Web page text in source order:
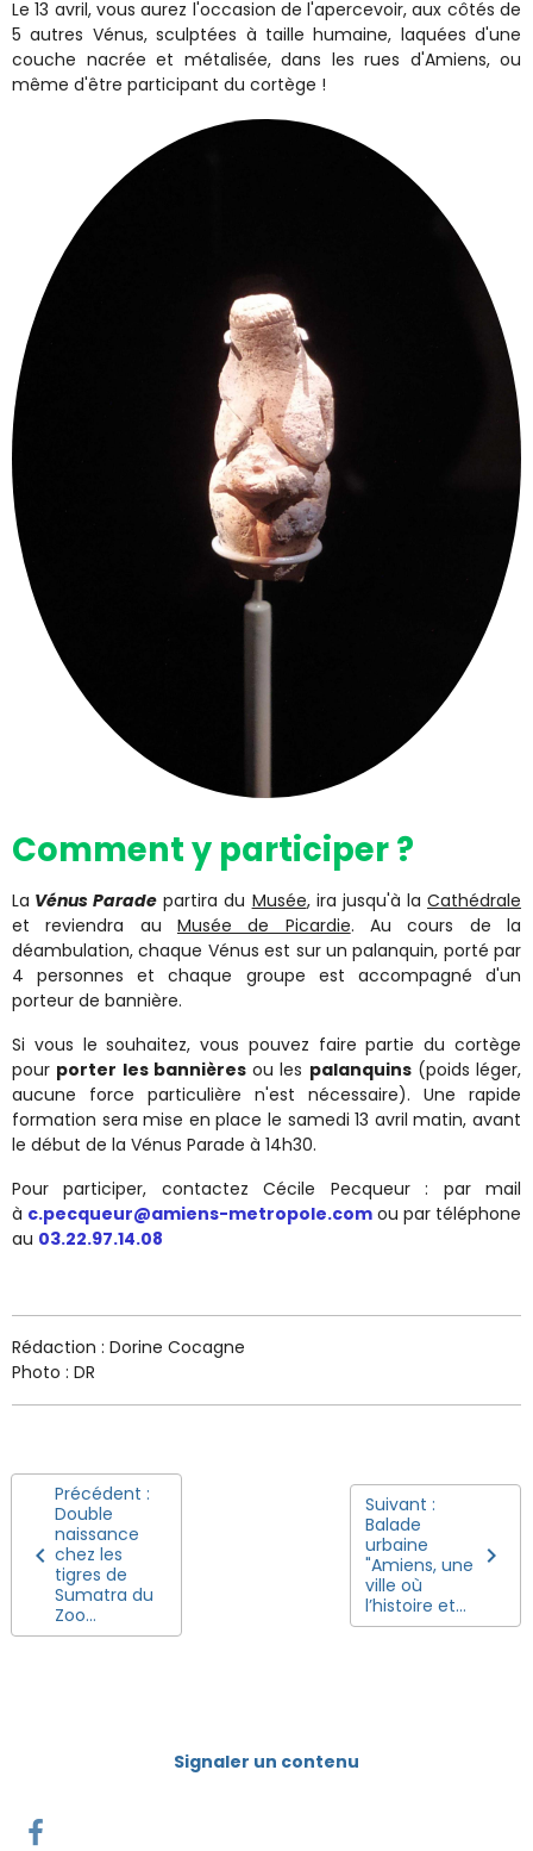
Le 13 avril, vous aurez l'occasion de l'apercevoir, aux côtés de
5 autres Vénus, sculptées à taille humaine, laquées d'une
couche nacrée et métalisée, dans les rues d'Amiens, ou
même d'être participant du cortège !
Comment y participer ?
La Vénus Parade partira du Musée, ira jusqu'à laCathédrale
et reviendra au Musée de Picardie. Au cours de la
déambulation, chaque Vénus est sur un palanquin, porté par
4 personnes et chaque groupe est accompagné d'un
porteur de bannière.
Si vous le souhaitez, vous pouvez faire partie du cortège
pour porter les bannièresou les palanquins(poids léger,
aucune force particulière n'est nécessaire). Une rapide
formation sera mise en place le samedi 13 avril matin, avant
le début de la Vénus Parade à 14h30.
Pour participer, contactez Cécile Pecqueur : par mail
à c.pecqueur@amiens-metropole.com ou par téléphone
au 03.22.97.14.08
Rédaction : Dorine Cocagne
Photo : DR
Précédent :
Double
naissance
chez les
tigres de
Sumatra du
Zoo...
Suivant :
Balade
urbaine
"Amiens, une
ville où
l’histoire et...
Signaler un contenu